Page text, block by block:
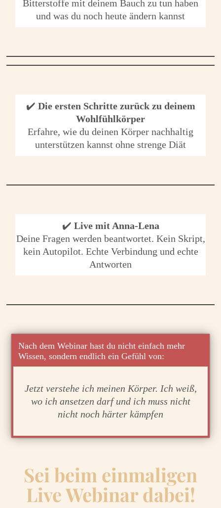
Bitterstoffe mit deinem Bauch zu tun haben
und was du noch heute ändern kannst
✔️ Die ersten Schritte zurück zu deinem
Wohlfühlkörper
Erfahre, wie du deinen Körper nachhaltig
unterstützen kannst ohne strenge Diät
✔️ Live mit Anna-Lena
Deine Fragen werden beantwortet. Kein Skript,
kein Autopilot. Echte Verbindung und echte
Antworten
Nach dem Webinar hast du nicht einfach mehr
Wissen, sondern endlich ein Gefühl von:
Jetzt verstehe ich meinen Körper. Ich weiß,
wo ich ansetzen darf und ich muss nicht
nicht noch härter kämpfen
Sei beim einmaligen
Live Webinar dabei!